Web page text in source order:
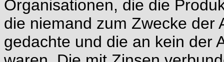
Organisationen, die die
die niemand zum Zwecke der
gedachte und die an kein der